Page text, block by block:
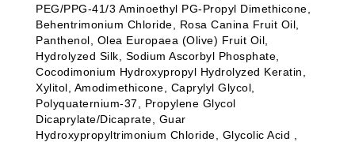
PEG/PPG-41/3 Aminoethyl PG-Propyl Dimethicone,
Behentrimonium Chloride, Rosa Canina Fruit Oil,
Panthenol, Olea Europaea (Olive) Fruit Oil,
Hydrolyzed Silk, Sodium Ascorbyl Phosphate,
Cocodimonium Hydroxypropyl Hydrolyzed Keratin,
Xylitol, Amodimethicone, Caprylyl Glycol,
Polyquaternium-37, Propylene Glycol
Dicaprylate/Dicaprate, Guar
Hydroxypropyltrimonium Chloride, Glycolic Acid ,